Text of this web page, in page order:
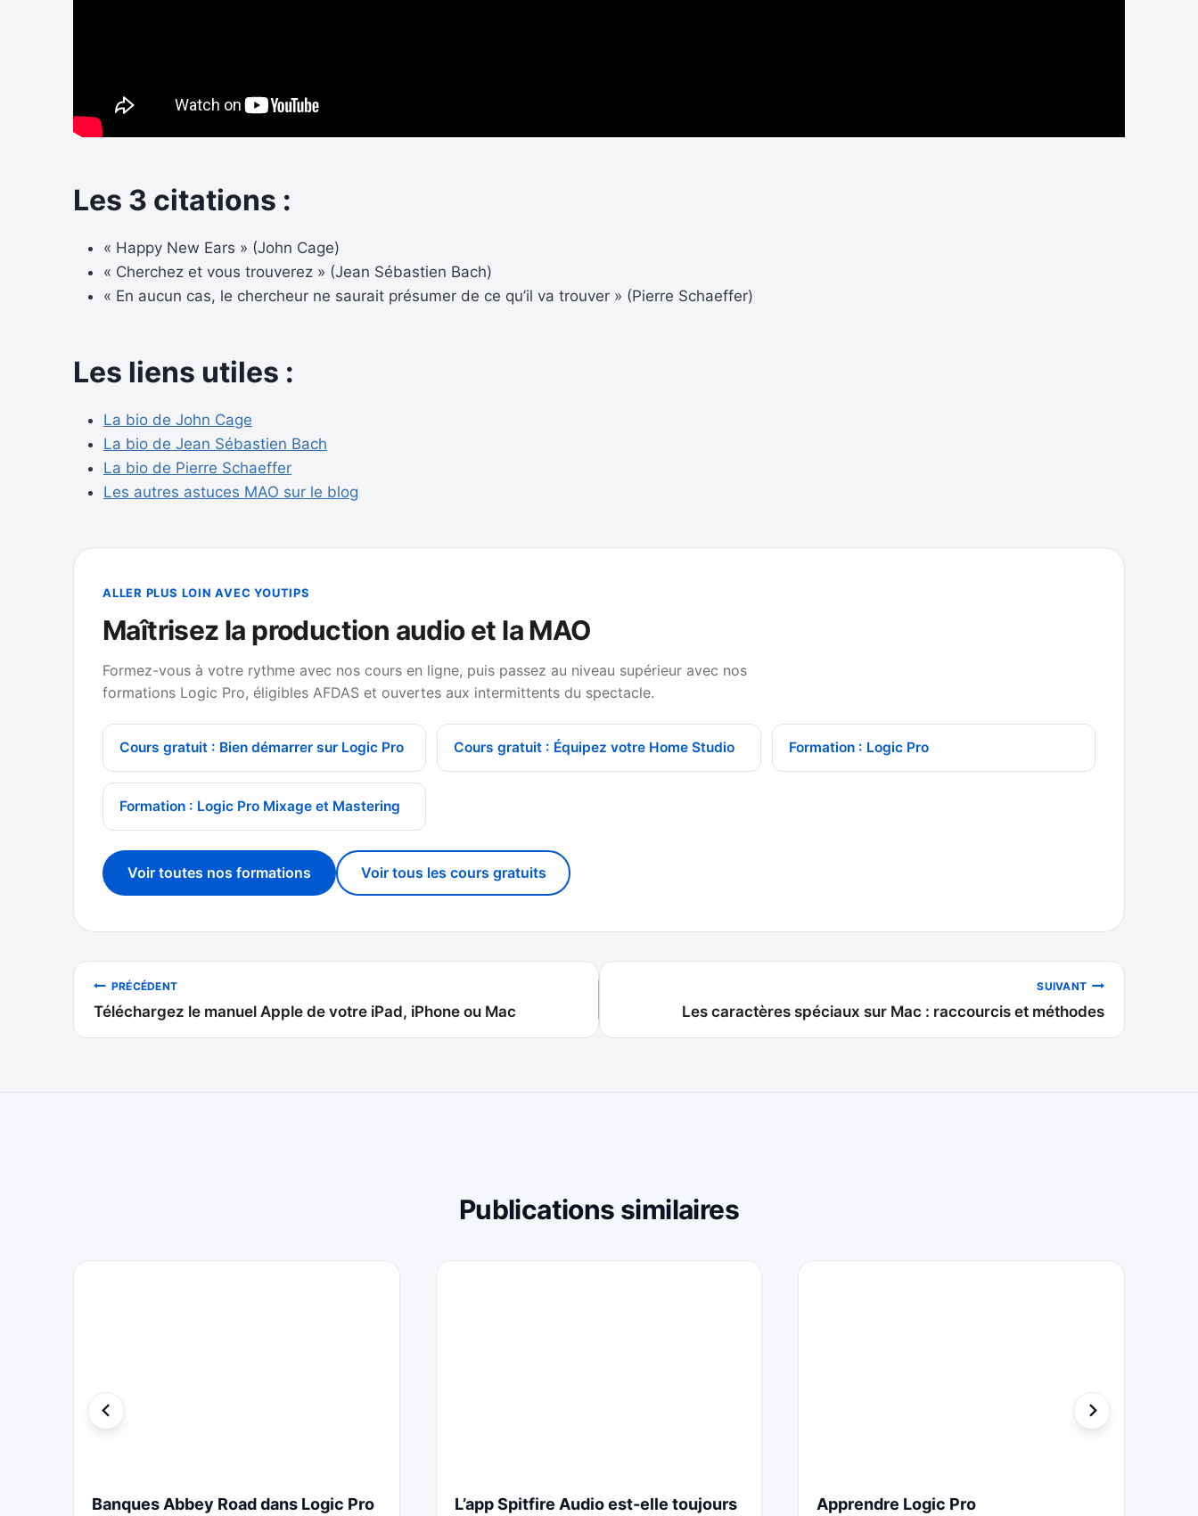
Les 3 citations :
« Happy New Ears » (John Cage)
« Cherchez et vous trouverez » (Jean Sébastien Bach)
« En aucun cas, le chercheur ne saurait présumer de ce qu’il va trouver » (Pierre Schaeffer)
Les liens utiles :
La bio de John Cage
La bio de Jean Sébastien Bach
La bio de Pierre Schaeffer
Les autres astuces MAO sur le blog
ALLER PLUS LOIN AVEC YOUTIPS
Maîtrisez la production audio et la MAO
Formez-vous à votre rythme avec nos cours en ligne, puis passez au niveau supérieur avec nos
formations Logic Pro, éligibles AFDAS et ouvertes aux intermittents du spectacle.
Cours gratuit : Bien démarrer sur Logic Pro Cours gratuit : Équipez votre Home Studio Formation : Logic Pro
Formation : Logic Pro Mixage et Mastering
Voir toutes nos formations Voir tous les cours gratuits
Navigation
de
PRÉCÉDENT
Téléchargez le manuel Apple de votre iPad, iPhone ou Mac
SUIVANT
Les caractères spéciaux sur Mac : raccourcis et méthodes
Publications similaires
Banques Abbey Road dans Logic Pro
L’app Spitfire Audio est-elle toujours
Apprendre Logic Pro